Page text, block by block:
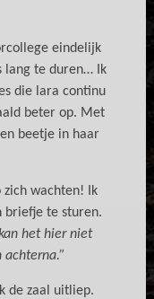
eindelijk
lang te duren… Ik
die lara continu
beter op. Met
beetje in haar
zich wachten! Ik
briefje te sturen.
het hier niet
de zaal uitliep.